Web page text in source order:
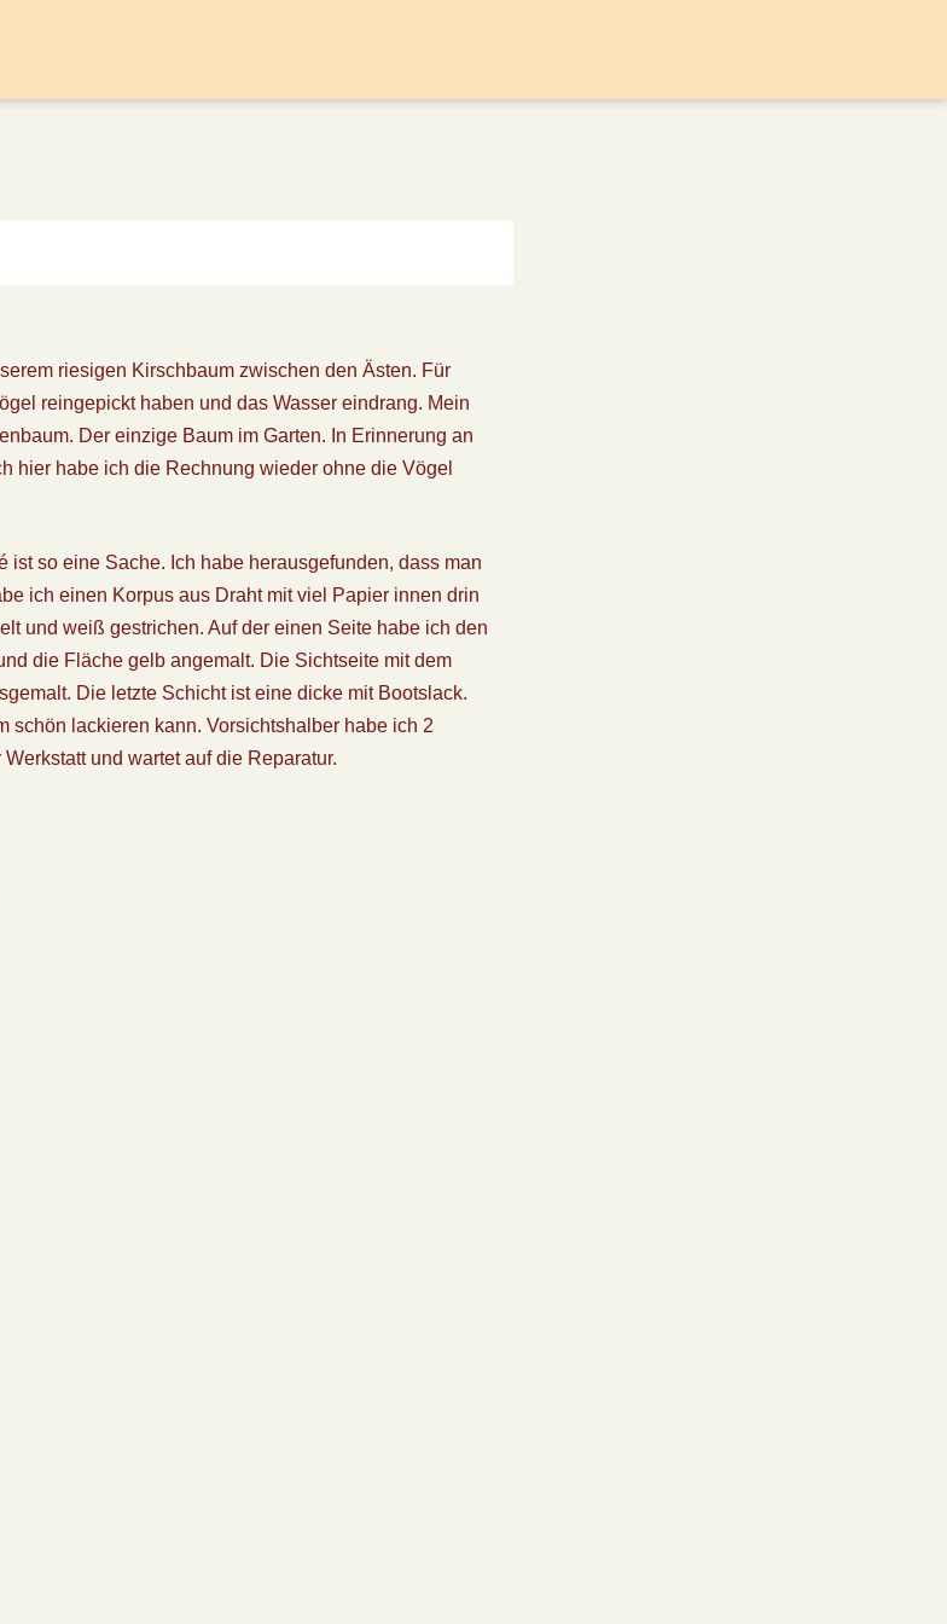
riesigen Kirschbaum zwischen den Ästen. Für
reingepickt haben und das Wasser eindrang. Mein
Der einzige Baum im Garten. In Erinnerung an
hier habe ich die Rechnung wieder ohne die Vögel
so eine Sache. Ich habe herausgefunden, dass man
ich einen Korpus aus Draht mit viel Papier innen drin
und weiß gestrichen. Auf der einen Seite habe ich den
die Fläche gelb angemalt. Die Sichtseite mit dem
Die letzte Schicht ist eine dicke mit Bootslack.
schön lackieren kann. Vorsichtshalber habe ich 2
und wartet auf die Reparatur.